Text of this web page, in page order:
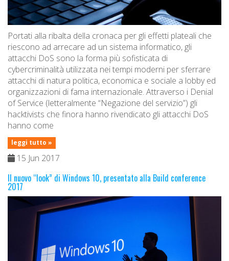
Portati alla ribalta della cronaca per gli effetti plateali che
riescono ad arrecare ad un sistema informatico, gli
attacchi DoS sono la forma più sofisticata di
cybercriminalità utilizzata nei tempi moderni per sferrare
attacchi di natura politica, economica e sociale a lobby ed
organizzazioni di fama internazionale. Attraverso i Denial
of Service (letteralmente “Negazione del servizio”) gli
hacktivists che finora hanno rivendicato gli attacchi DoS
hanno come
leggi tutto »
15 Jun 2017
Il nuovo “look” di Windows 10, presentato alla Build conference
2017